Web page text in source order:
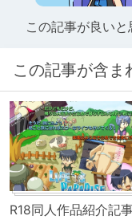
この記事が良いと
この記事が含ま
R18同人作品紹介記